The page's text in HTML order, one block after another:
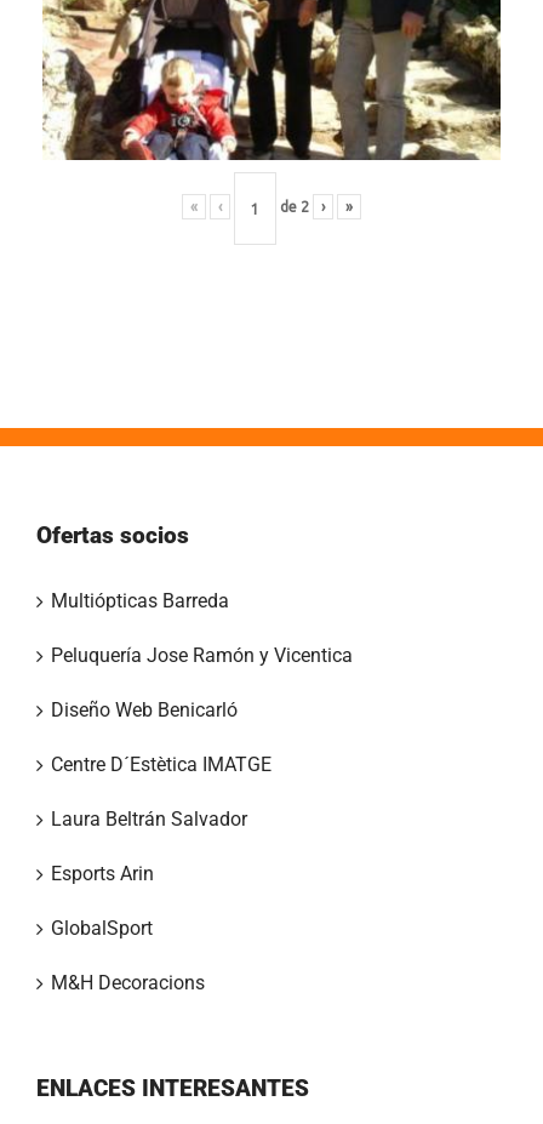
« ‹ de 2 › »
Ofertas socios
Multiópticas Barreda
Peluquería Jose Ramón y Vicentica
Diseño Web Benicarló
Centre D´Estètica IMATGE
Laura Beltrán Salvador
Esports Arin
GlobalSport
M&H Decoracions
ENLACES INTERESANTES